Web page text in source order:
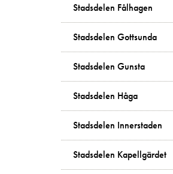
Stadsdelen Fålhagen
Stadsdelen Gottsunda
Stadsdelen Gunsta
Stadsdelen Håga
Stadsdelen Innerstaden
Stadsdelen Kapellgärdet